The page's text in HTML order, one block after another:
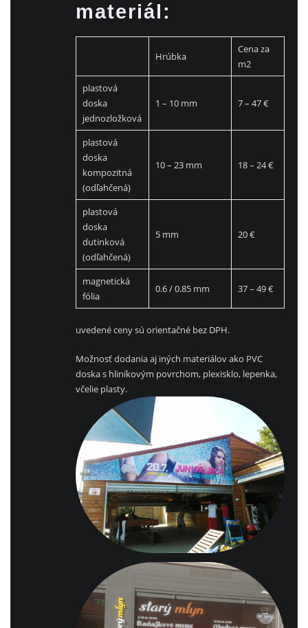
materiál:
Hrúbka
Cena za
m2
plastová
doska
jednozložková
1 – 10 mm 7 – 47 €
plastová
doska
kompozitná
(odľahčená)
10 – 23 mm 18 – 24 €
plastová
doska
dutinková
(odľahčená)
5 mm 20 €
magnetická
fólia
0.6 / 0.85 mm 37 – 49 €
uvedené ceny sú orientačné bez DPH.
Možnosť dodania aj iných materiálov ako PVC
doska s hliníkovým povrchom, plexisklo, lepenka,
včelie plasty.